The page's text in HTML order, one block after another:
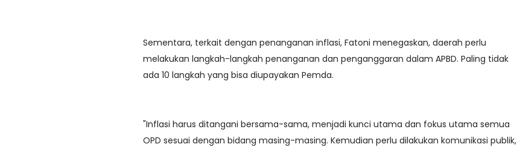
Sementara, terkait dengan penanganan inflasi, Fatoni menegaskan, daerah perlu
melakukan langkah-langkah penanganan dan penganggaran dalam APBD. Paling tidak
ada 10 langkah yang bisa diupayakan Pemda.
"Inflasi harus ditangani bersama-sama, menjadi kunci utama dan fokus utama semua
OPD sesuai dengan bidang masing-masing. Kemudian perlu dilakukan komunikasi publik,